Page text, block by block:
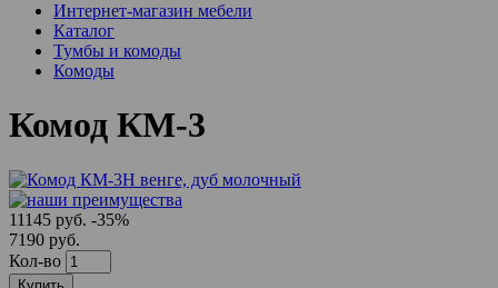
Интернет-магазин мебели
Каталог
Тумбы и комоды
Комоды
Комод КМ-3
11145 руб. -35%
7190 руб.
Кол-во